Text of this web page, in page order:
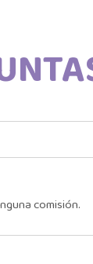
comisión.